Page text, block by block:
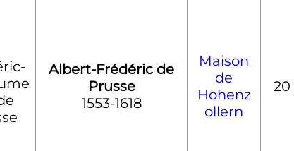
Albert-Frédéric de
Prusse
1553-1618
Maison
de
Hohenz
ollern
20